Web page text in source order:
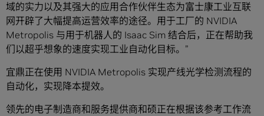
域的实力以及其强大的应用合作伙伴生态为富士康工业互联
网开辟了大幅提高运营效率的途径。用于工厂的 NVIDIA
Metropolis 与用于机器人的 Isaac Sim 结合后，正在帮助我
们以超乎想象的速度实现工业自动化目标。”
宜鼎正在使用 NVIDIA Metropolis 实现产线光学检测流程的
自动化，实现降本提效。
领先的电子制造商和服务提供商和硕正在根据该参考工作流